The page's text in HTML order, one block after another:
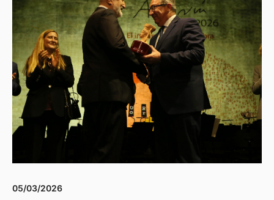
05/03/2026